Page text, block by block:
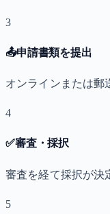
3
📤申請書類を提出
オンラインまたは郵
4
✅審査・採択
審査を経て採択が決
5